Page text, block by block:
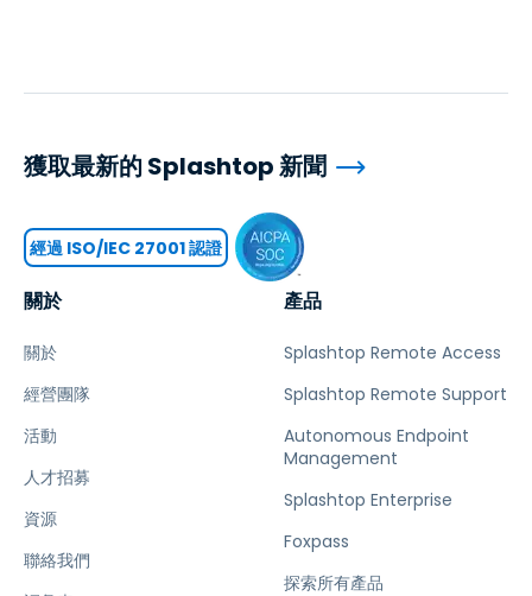
關於
關於
經營團隊
活動
人才招募
資源
聯絡我們
產品
Splashtop Remote Access
Splashtop Remote Support
Autonomous Endpoint
Management
Splashtop Enterprise
Foxpass
探索所有產品
獲取最新的 Splashtop 新聞
經過 ISO/IEC 27001 認證